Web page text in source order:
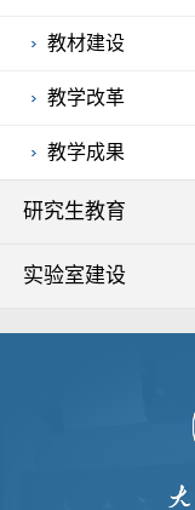
教材建设
教学改革
教学成果
研究生教育
实验室建设